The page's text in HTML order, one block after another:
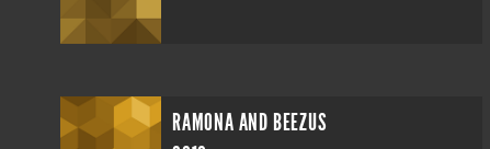
RAMONA AND BEEZUS